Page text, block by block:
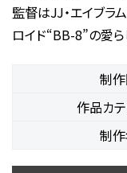
監督はJJ・エイブラ
ロイド“BB-8”の愛
制
作品カ
制